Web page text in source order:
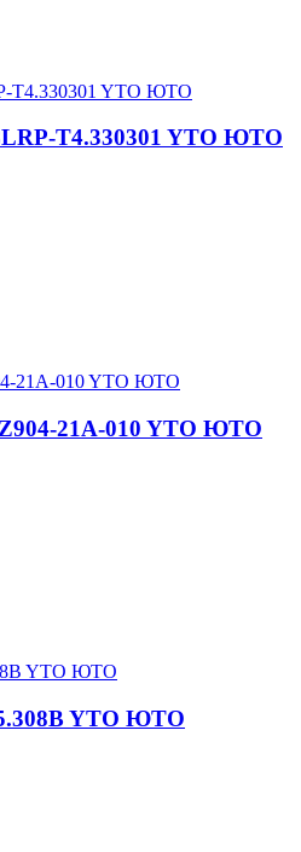
T4.330301 YTO ЮТО
21A-010 YTO ЮТО
YTO ЮТО